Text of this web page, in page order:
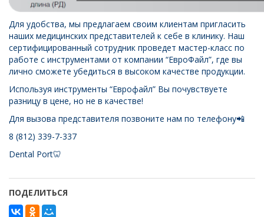
Для удобства, мы предлагаем своим клиентам пригласить
наших медицинских представителей к себе в клинику. Наш
сертифицированный сотрудник проведет мастер-класс по
работе с инструментами от компании “ЕвроФайл”, где вы
лично сможете убедиться в высоком качестве продукции.
Используя инструменты “Еврофайл” Вы почувствуете
разницу в цене, но не в качестве!
Для вызова представителя позвоните нам по телефону📲
8 (812) 339-7-337
Dental Port🦷
ПОДЕЛИТЬСЯ